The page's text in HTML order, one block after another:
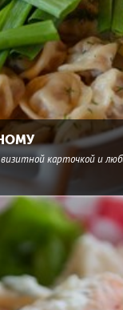
карточкой и